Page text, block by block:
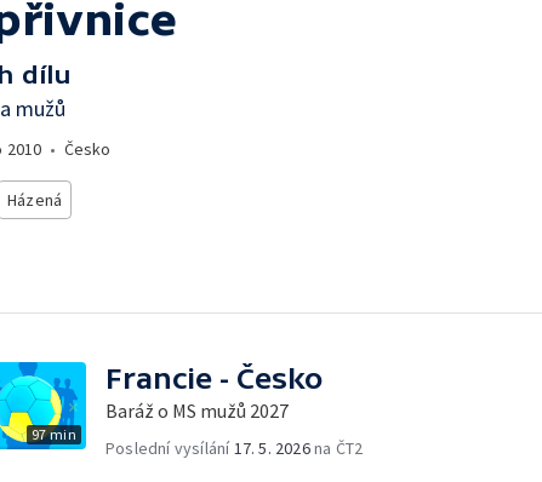
dílu
mužů
2010 • Česko
Házená
97 min
Francie - Česko
Baráž o MS mužů 2027
Poslední vysílání 17. 5. 2026na ČT2